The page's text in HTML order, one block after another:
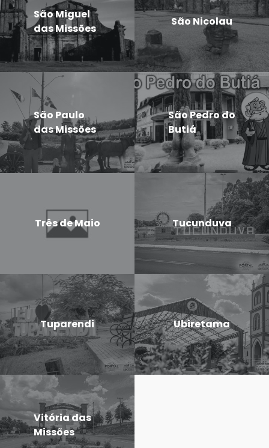
São Miguel
das Missões
São Nicolau
São Paulo
das Missões
São Pedro do
Butiá
Três de Maio Tucunduva
Tuparendi Ubiretama
Vitória das
Missões